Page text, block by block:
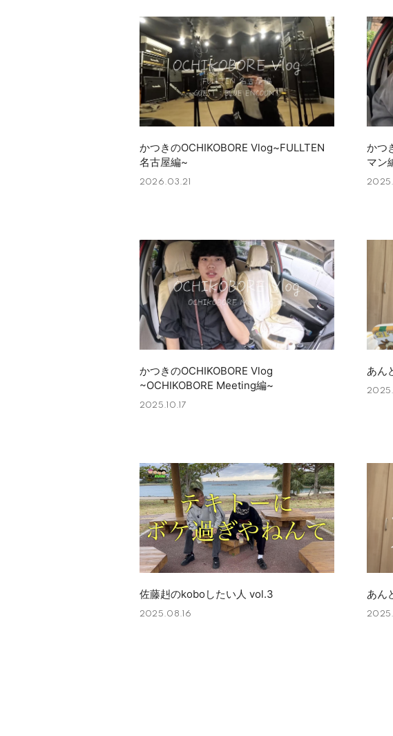
かつきのOCHIKOBORE Vlog~FULLTEN
名古屋編~
2026.03.21
かつ
マン
かつきのOCHIKOBORE Vlog
~OCHIKOBORE Meeting編~
2025.10.17
あん
佐藤赳のkoboしたい人 vol.3
2025.08.16
あん